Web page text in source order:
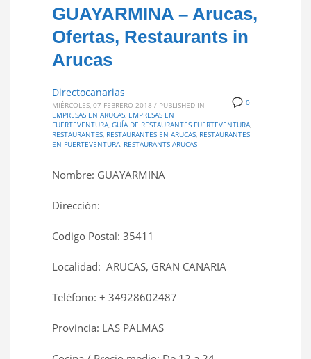
GUAYARMINA – Arucas,
Ofertas, Restaurants in
Arucas
0
Directocanarias
MIÉRCOLES, 07 FEBRERO 2018 / PUBLISHED IN
EMPRESAS EN ARUCAS EMPRESAS EN
FUERTEVENTURA GUÍA DE RESTAURANTES FUERTEVENTURA
RESTAURANTES RESTAURANTES EN ARUCAS RESTAURANTES
EN FUERTEVENTURA RESTAURANTS ARUCAS
Nombre: GUAYARMINA
Dirección:
Codigo Postal: 35411
Localidad: ARUCAS, GRAN CANARIA
Teléfono: + 34928602487
Provincia: LAS PALMAS